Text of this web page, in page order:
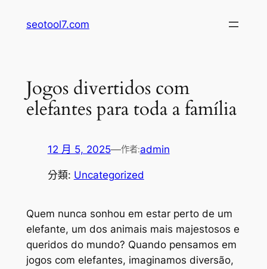
seotool7.com
Jogos divertidos com
elefantes para toda a família
12 月 5, 2025—作者:admin
分類: Uncategorized
Quem nunca sonhou em estar perto de um
elefante, um dos animais mais majestosos e
queridos do mundo? Quando pensamos em
jogos com elefantes, imaginamos diversão,